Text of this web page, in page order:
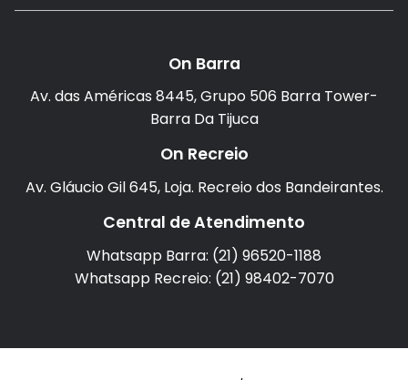
On Barra
Av. das Américas 8445, Grupo 506 Barra Tower-
Barra Da Tijuca
On Recreio
Av. Gláucio Gil 645, Loja. Recreio dos Bandeirantes.
Central de Atendimento
Whatsapp Barra: (21) 96520-1188
Whatsapp Recreio: (21) 98402-7070